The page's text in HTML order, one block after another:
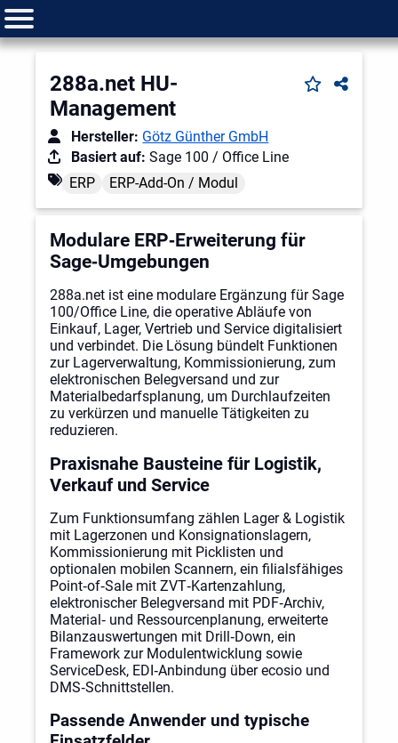
288a.net HU-
Management
Hersteller: Götz Günther GmbH
Basiert auf: Sage 100 / Office Line
ERP
ERP-Add-On / Modul
Modulare ERP‑Erweiterung für
Sage‑Umgebungen
288a.net ist eine modulare Ergänzung für Sage
100/Office Line, die operative Abläufe von
Einkauf, Lager, Vertrieb und Service digitalisiert
und verbindet. Die Lösung bündelt Funktionen
zur Lagerverwaltung, Kommissionierung, zum
elektronischen Belegversand und zur
Materialbedarfsplanung, um Durchlaufzeiten
zu verkürzen und manuelle Tätigkeiten zu
reduzieren.
Praxisnahe Bausteine für Logistik,
Verkauf und Service
Zum Funktionsumfang zählen Lager & Logistik
mit Lagerzonen und Konsignationslagern,
Kommissionierung mit Picklisten und
optionalen mobilen Scannern, ein filialsfähiges
Point‑of‑Sale mit ZVT‑Kartenzahlung,
elektronischer Belegversand mit PDF‑Archiv,
Material‑ und Ressourcenplanung, erweiterte
Bilanzauswertungen mit Drill‑Down, ein
Framework zur Modulentwicklung sowie
ServiceDesk, EDI‑Anbindung über ecosio und
DMS‑Schnittstellen.
Passende Anwender und typische